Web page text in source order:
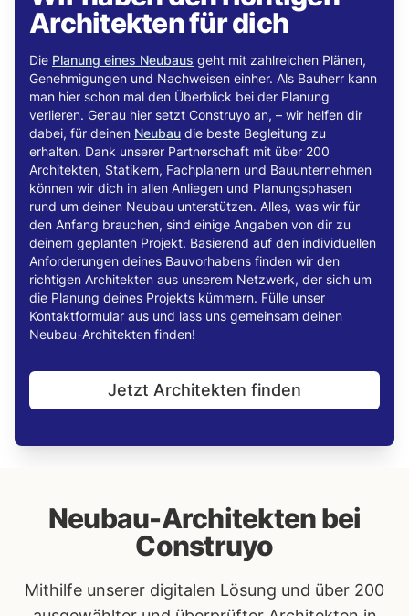
Architekten für dich
Die Planung eines Neubaus geht mit zahlreichen Plänen,
Genehmigungen und Nachweisen einher. Als Bauherr kann
man hier schon mal den Überblick bei der Planung
verlieren. Genau hier setzt Construyo an, – wir helfen dir
dabei, für deinen Neubau die beste Begleitung zu
erhalten. Dank unserer Partnerschaft mit über 200
Architekten, Statikern, Fachplanern und Bauunternehmen
können wir dich in allen Anliegen und Planungsphasen
rund um deinen Neubau unterstützen. Alles, was wir für
den Anfang brauchen, sind einige Angaben von dir zu
deinem geplanten Projekt. Basierend auf den individuellen
Anforderungen deines Bauvorhabens finden wir den
richtigen Architekten aus unserem Netzwerk, der sich um
die Planung deines Projekts kümmern. Fülle unser
Kontaktformular aus und lass uns gemeinsam deinen
Neubau-Architekten finden!
Jetzt Architekten finden
Neubau-Architekten bei
Construyo
Mithilfe unserer digitalen Lösung und über 200